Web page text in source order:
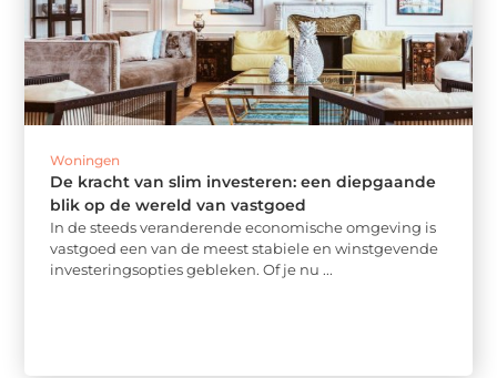
Woningen
De kracht van slim investeren: een diepgaande
blik op de wereld van vastgoed
In de steeds veranderende economische omgeving is
vastgoed een van de meest stabiele en winstgevende
investeringsopties gebleken. Of je nu ...